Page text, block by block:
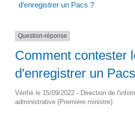
d'enregistrer un Pacs ?
Question-réponse
Comment contester
d'enregistrer un
Vérifié le 15/09/2022 - Direction de
administrative (Première ministre)